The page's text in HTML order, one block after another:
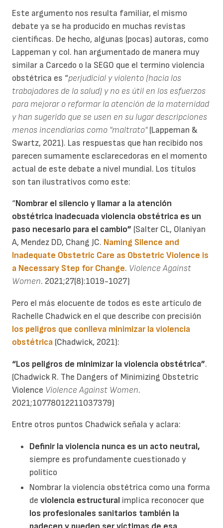
Este argumento nos resulta familiar, el mismo
debate ya se ha producido en muchas revistas
científicas. De hecho, algunas (pocas) autoras, como
Lappeman y col. han argumentado de manera muy
similar a Carcedo o la SEGO que el termino violencia
obstétrica es “perjudicial y violento (hacia los
trabajadores de la salud) y no es útil en los esfuerzos
para mejorar o reformar la atención de la maternidad
y han sugerido que se usen en su lugar descripciones
menos incendiarias como "maltrato"(Lappeman &
Swartz, 2021). Las respuestas que han recibido nos
parecen sumamente esclarecedoras en el momento
actual de este debate a nivel mundial. Los títulos
son tan ilustrativos como este:
“Nombrar el silencio y llamar a la atención
obstétrica inadecuada violencia obstétrica es un
paso necesario para el cambio” (Salter CL, Olaniyan
A, Mendez DD, Chang JC. Naming Silence and
Inadequate Obstetric Care as Obstetric Violence is
a Necessary Step for Change. Violence Against
Women. 2021;27(8):1019-1027)
Pero el más elocuente de todos es este artículo de
Rachelle Chadwick en el que describe con precisión
los peligros que conlleva minimizar la violencia
obstétrica (Chadwick, 2021):
“Los peligros de minimizar la violencia obstétrica”.
(Chadwick R. The Dangers of Minimizing Obstetric
Violence Violence Against Women.
2021;10778012211037379)
Entre otros puntos Chadwick señala y aclara:
Definir la violencia nunca es un acto neutral,
siempre es profundamente cuestionado y
político
Nombrar la violencia obstétrica como una forma
deviolencia estructural implica reconocer que
los profesionales sanitarios también la